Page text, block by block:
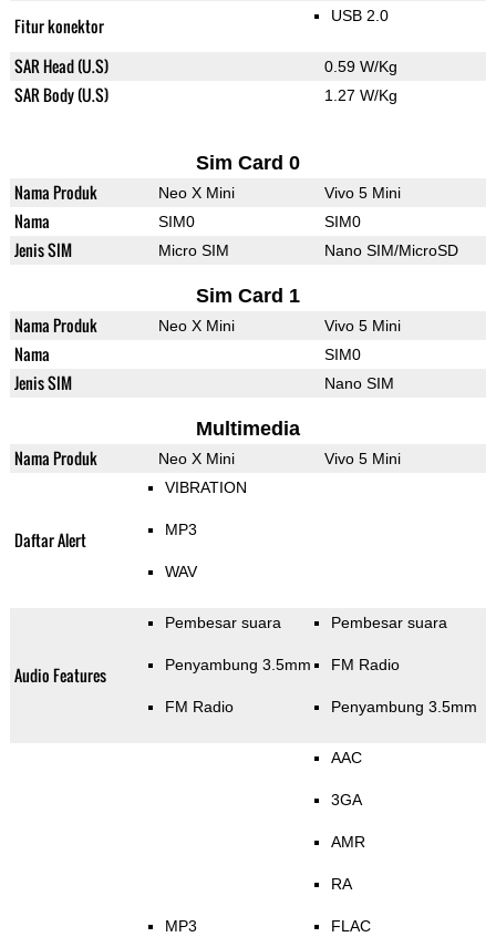
Fitur konektor USB 2.0
SAR Head (U.S) 0.59 W/Kg
SAR Body (U.S) 1.27 W/Kg
Sim Card 0
Nama Produk Neo X Mini Vivo 5 Mini
Nama SIM0 SIM0
Jenis SIM Micro SIM Nano SIM/MicroSD
Sim Card 1
Nama Produk Neo X Mini Vivo 5 Mini
Nama SIM0
Jenis SIM Nano SIM
Multimedia
Nama Produk Neo X Mini Vivo 5 Mini
Daftar Alert
VIBRATION
MP3
WAV
Audio Features
Pembesar suara
Penyambung 3.5mm
FM Radio
Pembesar suara
FM Radio
Penyambung 3.5mm
MP3
AAC
3GA
AMR
RA
FLAC